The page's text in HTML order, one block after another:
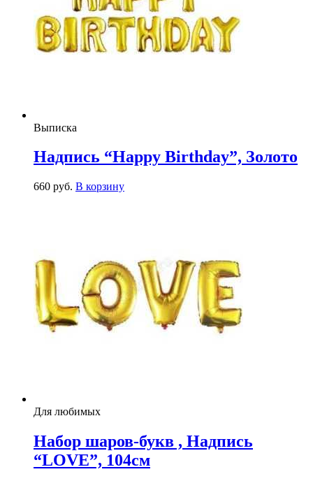
Выписка
Надпись “Happy Birthday”, Золото
660 руб. В корзину
Для любимых
Набор шаров-букв , Надпись
“LOVE”, 104см